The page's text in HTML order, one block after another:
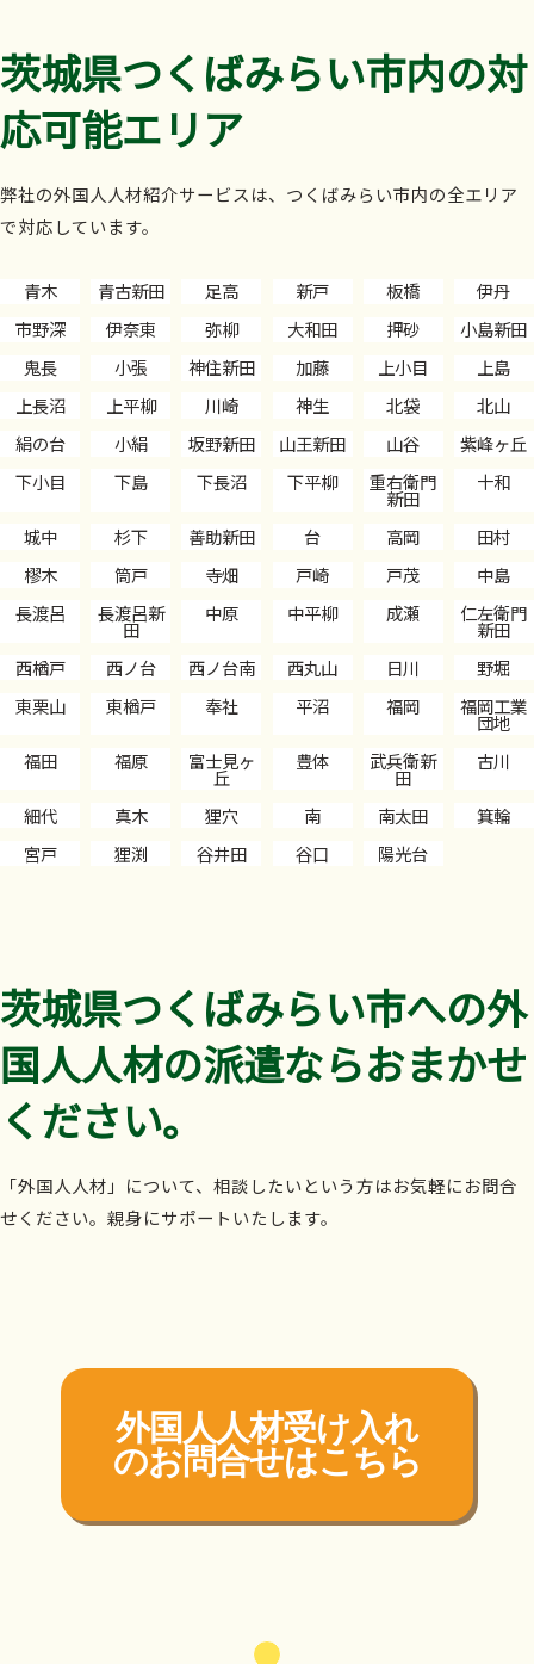
茨城県つくばみらい市内の対
応可能エリア
弊社の外国人人材紹介サービスは、つくばみらい市内の全エリア
で対応しています。
青木 青古新田 足高 新戸 板橋
伊丹
市野深
伊奈東 弥柳 大和田 押砂
小島新田
鬼長
小張 神住新田 加藤 上小目
上島
上長沼
上平柳 川崎 神生 北袋
北山
絹の台
小絹 坂野新田 山王新田 山谷
紫峰ヶ丘
下小目
下島 下長沼 下平柳 重右衛門
新田
十和
城中 杉下 善助新田 台 高岡
田村
樛木
筒戸 寺畑 戸崎 戸茂
中島
長渡呂
長渡呂新
田
中原 中平柳 成瀬 仁左衛門
新田
西楢戸
西ノ台 西ノ台南 西丸山 日川
野堀
東栗山
東楢戸 奉社 平沼 福岡 福岡工業
団地
福田
福原 富士見ヶ
丘
豊体 武兵衛新
田
古川
細代 真木 狸穴 南 南太田
箕輪
宮戸
狸渕 谷井田 谷口 陽光台
茨城県つくばみらい市への外
国人人材の派遣ならおまかせ
ください。
「外国人人材」について、相談したいという方はお気軽にお問合
せください。親身にサポートいたします。
外国人人材受け入れ
のお問合せはこちら